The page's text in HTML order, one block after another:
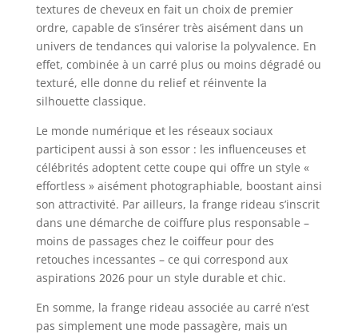
textures de cheveux en fait un choix de premier
ordre, capable de s’insérer très aisément dans un
univers de tendances qui valorise la polyvalence. En
effet, combinée à un carré plus ou moins dégradé ou
texturé, elle donne du relief et réinvente la
silhouette classique.
Le monde numérique et les réseaux sociaux
participent aussi à son essor : les influenceuses et
célébrités adoptent cette coupe qui offre un style «
effortless » aisément photographiable, boostant ainsi
son attractivité. Par ailleurs, la frange rideau s’inscrit
dans une démarche de coiffure plus responsable –
moins de passages chez le coiffeur pour des
retouches incessantes – ce qui correspond aux
aspirations 2026 pour un style durable et chic.
En somme, la frange rideau associée au carré n’est
pas simplement une mode passagère, mais un